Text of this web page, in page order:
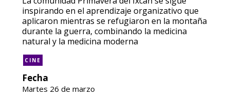
inspirando en el aprendizaje organizativo que
aplicaron mientras se refugiaron en la montaña
durante la guerra, combinando la medicina
natural y la medicina moderna
CINE
Fecha
Martes 26 de marzo